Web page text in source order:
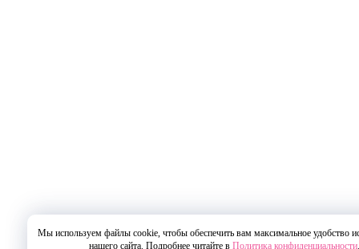
Мы используем файлы cookie, чтобы обеспечить вам максимальное удобство
нашего сайта. Подробнее читайте в Политика конфиденциальности.